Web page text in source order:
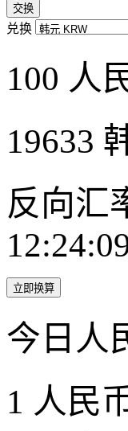
交换
兑换
100 人
19633
反向汇
立即换算
今日人
1 人民